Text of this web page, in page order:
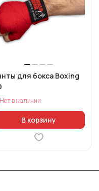
для бокса Boxing
Нет в наличии
В корзину